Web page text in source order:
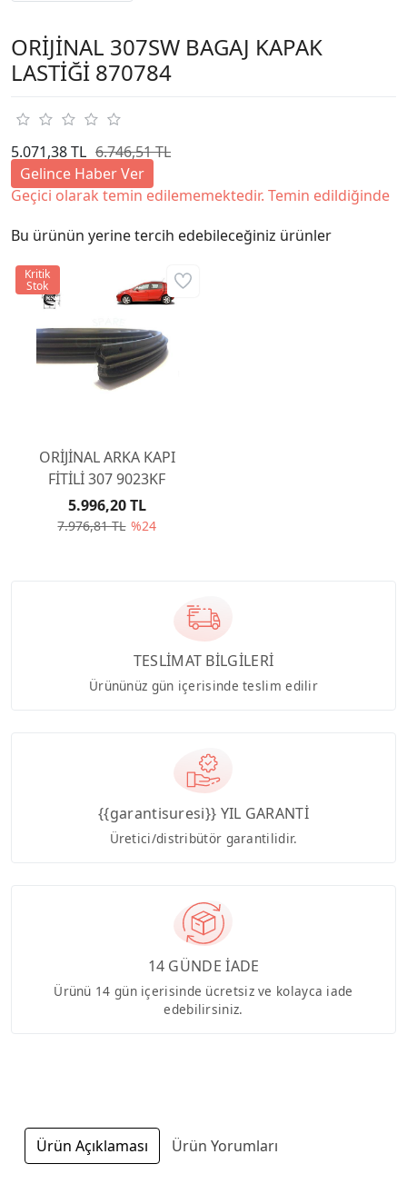
ORİJİNAL 307SW BAGAJ KAPAK
LASTİĞİ 870784
5.071,38 TL 6.746,51 TL
Gelince Haber Ver
Geçici olarak temin edilememektedir. Temin edildiğinde
Bu ürünün yerine tercih edebileceğiniz ürünler
ORİJİNAL ARKA KAPI
FİTİLİ 307 9023KF
7.976,81 TL %24
5.996,20 TL
Kritik
Stok
TESLİMAT BİLGİLERİ
Ürününüz gün içerisinde teslim edilir
{{garantisuresi}} YIL GARANTİ
Üretici/distribütör garantilidir.
14 GÜNDE İADE
Ürünü 14 gün içerisinde ücretsiz ve kolayca iade
edebilirsiniz.
Ürün Açıklaması Ürün Yorumları